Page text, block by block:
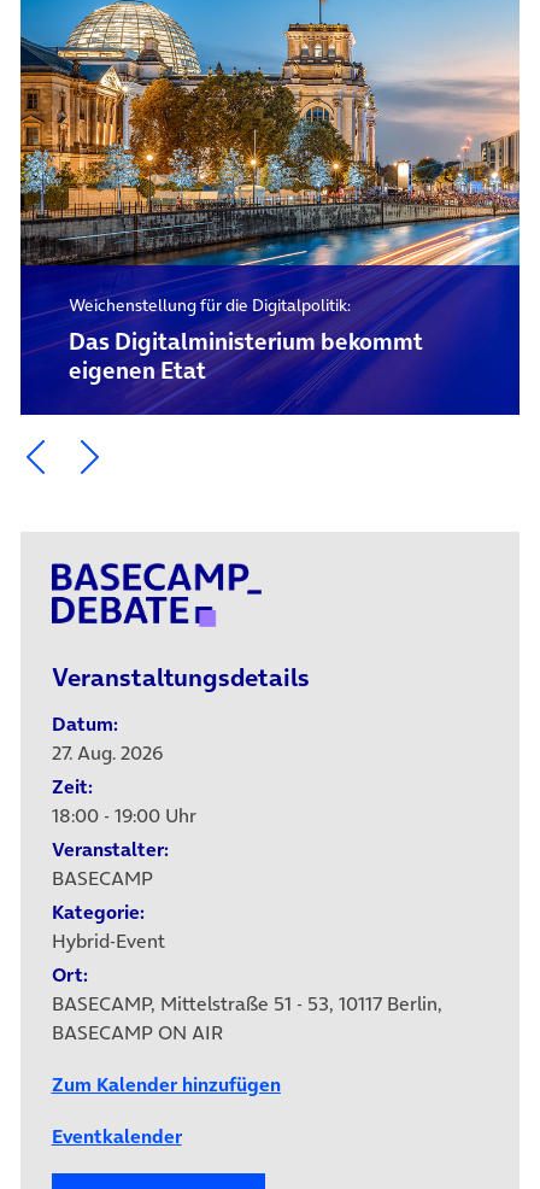
Weichenstellung für die Digitalpolitik:
Das Digital­ministerium bekommt
eigenen Etat
Ein Element zurück blättern
Ein Element weiter blättern
Veranstaltungsdetails
Datum:
27. Aug. 2026
Zeit:
18:00 - 19:00 Uhr
Veranstalter:
BASECAMP
Kategorie:
Hybrid-Event
Ort:
BASECAMP, Mittelstraße 51 - 53, 10117 Berlin,
BASECAMP ON AIR
Zum Kalender hinzufügen
Eventkalender